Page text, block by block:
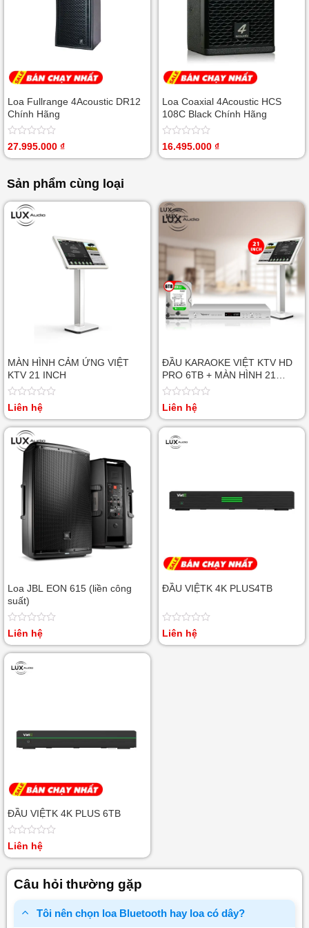
Loa Fullrange 4Acoustic DR12
Chính Hãng
Được
5
27.995.000 ₫
Loa Coaxial 4Acoustic HCS
108C Black Chính Hãng
Được
16.495.000 ₫
Sản phẩm cùng loại
MÀN HÌNH CẢM ỨNG VIỆT
KTV 21 INCH
Được
hạng
5
Liên hệ
ĐẦU KARAOKE VIỆT KTV HD
PRO 6TB + MÀN HÌNH 21
INCH
Được
hạng
5
Liên hệ
Loa JBL EON 615 (liền công
suất)
Được
hạng
5
Liên hệ
ĐẦU VIỆTK 4K PLUS4TB
Được
Liên hệ
ĐẦU VIỆTK 4K PLUS 6TB
Được
0
Liên hệ
Câu hỏi thường gặp
Tôi nên chọn loa Bluetooth hay loa có dây?